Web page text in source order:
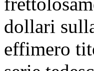
dollari
effimero